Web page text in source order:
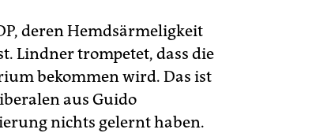
deren Hemdsärmeligkeit
Lindner trompetet, dass die
bekommen wird. Das ist
aus Guido
nichts gelernt haben.